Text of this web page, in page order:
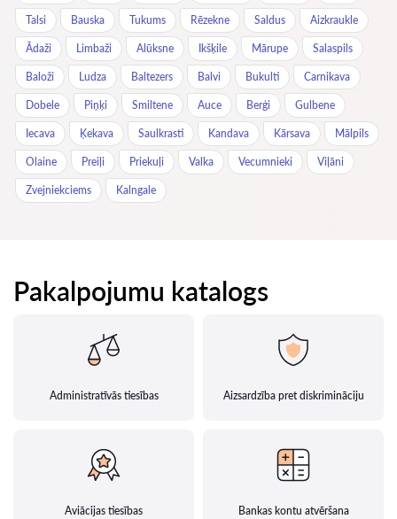
Talsi Bauska Tukums Rēzekne Saldus Aizkraukle
Ādaži Limbaži Alūksne Ikšķile Mārupe Salaspils
Baloži Ludza Baltezers Balvi Bukulti Carnikava
Dobele Piņķi Smiltene Auce Berģi Gulbene
Iecava Ķekava Saulkrasti Kandava Kārsava Mālpils
Olaine Preiļi Priekuļi Valka Vecumnieki Viļāni
Zvejniekciems Kalngale
Pakalpojumu katalogs
Administratīvās tiesības Aizsardzība pret diskrimināciju
Aviācijas tiesības Bankas kontu atvēršana